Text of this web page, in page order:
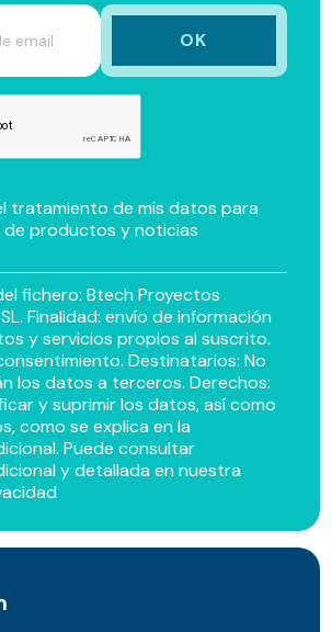
tratamiento de mis datos para
productos y noticias
fichero: Btech Proyectos
Finalidad: envío de información
y servicios propios al suscrito.
Destinatarios: No
los datos a terceros. Derechos:
y suprimir los datos, así como
como se explica en la
Puede consultar
y detallada en nuestra